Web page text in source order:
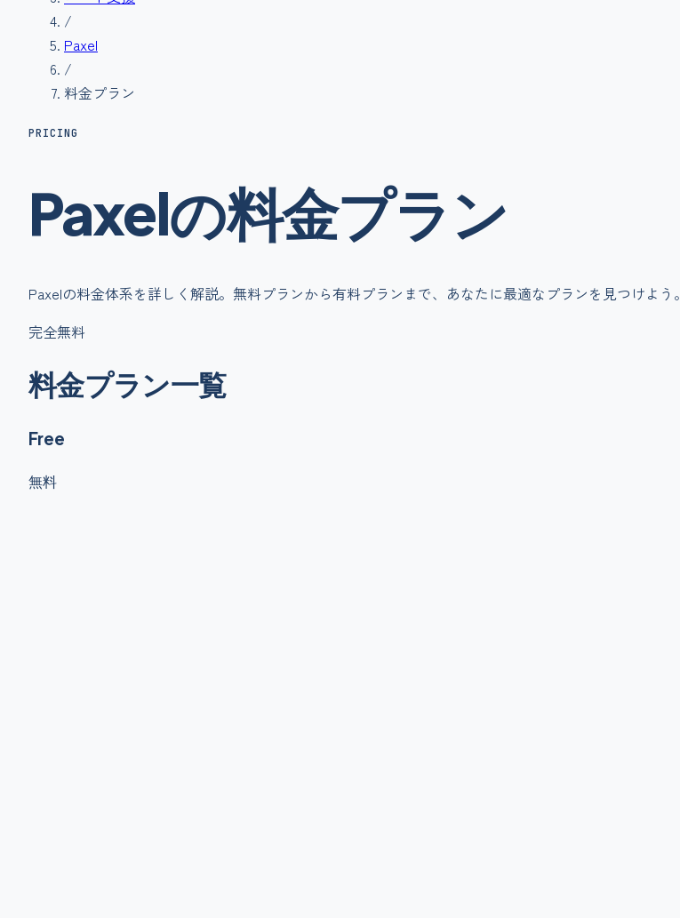
/
Paxel
/
料金プラン
PRICING
Paxelの料金プラン
Paxelの料金体系を詳しく解説。無料プランから有料プランまで、あなたに最適なプランを見つけよう。
完全無料
料金プラン一覧
Free
無料